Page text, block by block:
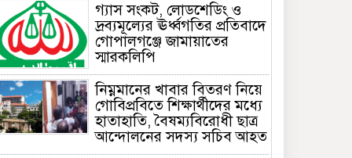
গ্যাস সংকট, লোডশেডিং ও
দ্রব্যমূল্যের ঊর্ধ্বগতির প্রতিবাদে
গোপালগঞ্জে জামায়াতের
স্মারকলিপি
নিম্নমানের খাবার বিতরণ নিয়ে
গোবিপ্রবিতে শিক্ষার্থীদের মধ্যে
হাতাহাতি, বৈষম্যবিরোধী ছাত্র
আন্দোলনের সদস্য সচিব আহত